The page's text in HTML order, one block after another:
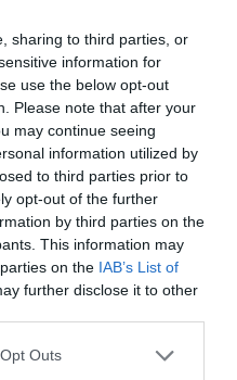
sharing to third parties, or
information for
use the below opt-out
Please note that after your
may continue seeing
information utilized by
to third parties prior to
opt-out of the further
by third parties on the
This information may
on the IAB’s List of
further disclose it to other
uses one or more Google
Outs
στρατηγική υγείας.